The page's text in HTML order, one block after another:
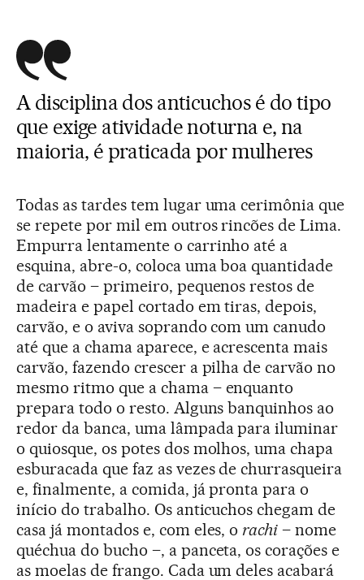
A disciplina dos anticuchos é do tipo
que exige atividade noturna e, na
maioria, é praticada por mulheres
Todas as tardes tem lugar uma cerimônia que
se repete por mil em outros rincões de Lima.
Empurra lentamente o carrinho até a
esquina, abre-o, coloca uma boa quantidade
de carvão – primeiro, pequenos restos de
madeira e papel cortado em tiras, depois,
carvão, e o aviva soprando com um canudo
até que a chama aparece, e acrescenta mais
carvão, fazendo crescer a pilha de carvão no
mesmo ritmo que a chama – enquanto
prepara todo o resto. Alguns banquinhos ao
redor da banca, uma lâmpada para iluminar
o quiosque, os potes dos molhos, uma chapa
esburacada que faz as vezes de churrasqueira
e, finalmente, a comida, já pronta para o
início do trabalho. Os anticuchos chegam de
casa já montados e, com eles, orachi – nome
quéchua do bucho –, a panceta, os corações e
as moelas de frango. Cada um deles acabará